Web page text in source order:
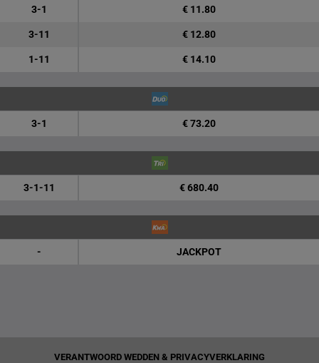
3-1 € 11.80
3-11 € 12.80
1-11 € 14.10
3-1 € 73.20
3-1-11 € 680.40
- JACKPOT
VERANTWOORD WEDDEN & PRIVACYVERKLARING